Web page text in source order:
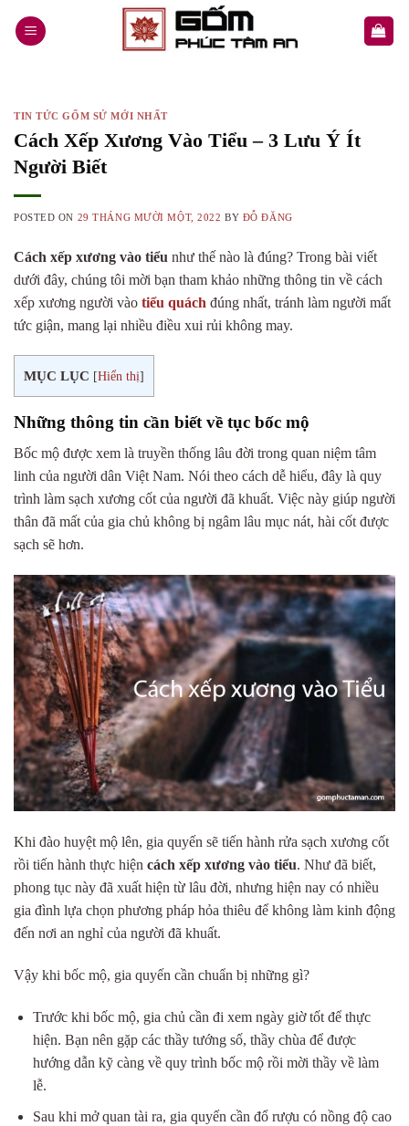
TIN TỨC GỐM SỨ MỚI NHẤT
Cách Xếp Xương Vào Tiểu – 3 Lưu Ý Ít
Người Biết
POSTED ON 29 THÁNG MƯỜI MỘT, 2022 BY ĐỖ ĐĂNG
Cách xếp xương vào tiểu như thế nào là đúng? Trong bài viết
dưới đây, chúng tôi mời bạn tham khảo những thông tin về cách
xếp xương người vào tiểu quách đúng nhất, tránh làm người mất
tức giận, mang lại nhiều điều xui rủi không may.
MỤC LỤC [Hiển thị]
Những thông tin cần biết về tục bốc mộ
Bốc mộ được xem là truyền thống lâu đời trong quan niệm tâm
linh của người dân Việt Nam. Nói theo cách dễ hiểu, đây là quy
trình làm sạch xương cốt của người đã khuất. Việc này giúp người
thân đã mất của gia chủ không bị ngâm lâu mục nát, hài cốt được
sạch sẽ hơn.
Khi đào huyệt mộ lên, gia quyến sẽ tiến hành rửa sạch xương cốt
rồi tiến hành thực hiện cách xếp xương vào tiểu. Như đã biết,
phong tục này đã xuất hiện từ lâu đời, nhưng hiện nay có nhiều
gia đình lựa chọn phương pháp hỏa thiêu để không làm kinh động
đến nơi an nghỉ của người đã khuất.
Vậy khi bốc mộ, gia quyến cần chuẩn bị những gì?
Trước khi bốc mộ, gia chủ cần đi xem ngày giờ tốt để thực
hiện. Bạn nên gặp các thầy tướng số, thầy chùa để được
hướng dẫn kỹ càng về quy trình bốc mộ rồi mời thầy về làm
lễ.
Sau khi mở quan tài ra, gia quyến cần đổ rượu có nồng độ cao